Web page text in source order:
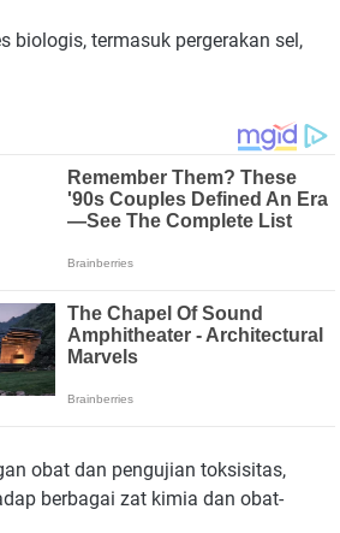
biologis, termasuk pergerakan sel,
obat dan pengujian toksisitas,
berbagai zat kimia dan obat-